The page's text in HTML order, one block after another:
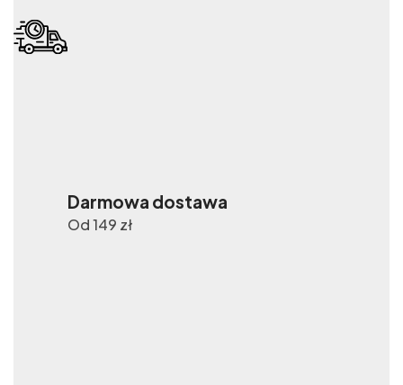
Darmowa dostawa
Od 149 zł